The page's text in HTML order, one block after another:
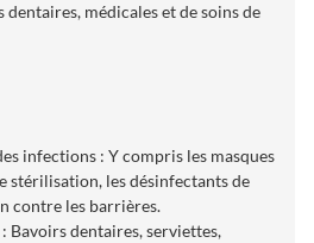
médicales et de soins de
infections : Y compris les masques
stérilisation, les désinfectants de
contre les barrières.
Bavoirs dentaires, serviettes,